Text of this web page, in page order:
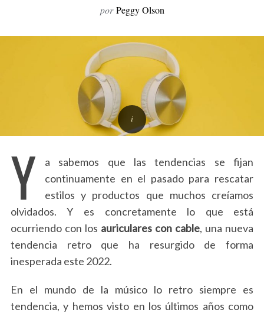
por Peggy Olson
Y
a sabemos que las tendencias se fijan
continuamente en el pasado para rescatar
estilos y productos que muchos creíamos
olvidados. Y es concretamente lo que está
ocurriendo con los auriculares con cable, una nueva
tendencia retro que ha resurgido de forma
inesperada este 2022.
En el mundo de la músico lo retro siempre es
tendencia, y hemos visto en los últimos años como